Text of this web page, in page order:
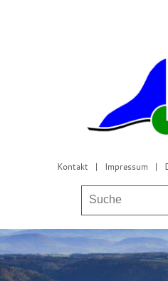
Kontakt | Impressum |
Bürgerservice &